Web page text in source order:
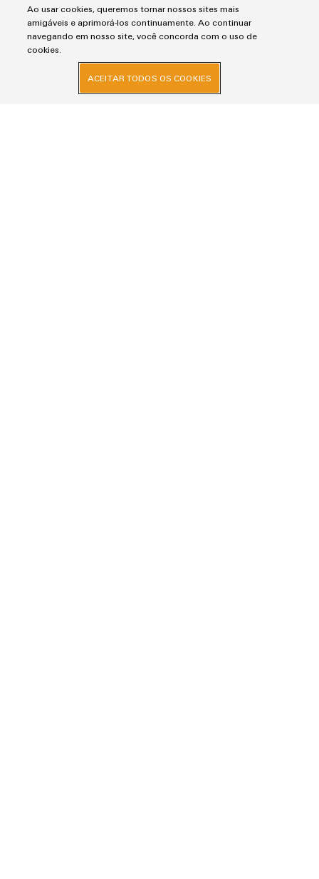
Brochura
RockStar® ModuPlug
Ao usar cookies, queremos tornar nossos sites mais
amigáveis e aprimorá-los continuamente. Ao continuar
navegando em nosso site, você concorda com o uso de
cookies.
ACEITAR TODOS OS COOKIES